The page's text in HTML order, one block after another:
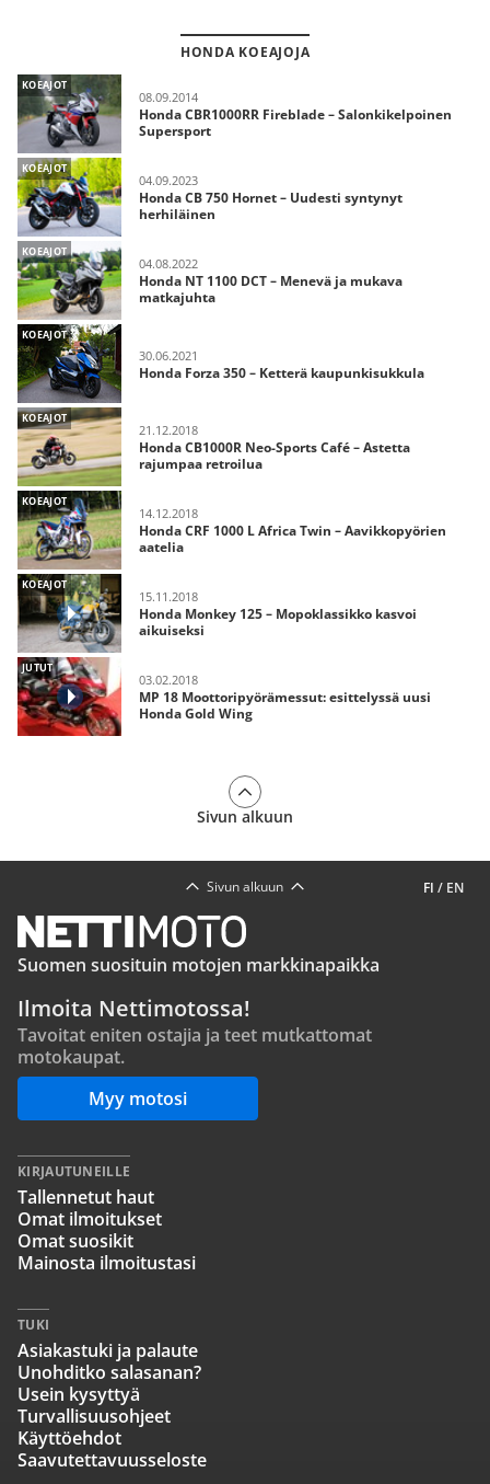
HONDA KOEAJOJA
KOEAJOT
08.09.2014
Honda CBR1000RR Fireblade – Salonkikelpoinen
Supersport
KOEAJOT
04.09.2023
Honda CB 750 Hornet – Uudesti syntynyt
herhiläinen
KOEAJOT
04.08.2022
Honda NT 1100 DCT – Menevä ja mukava
matkajuhta
KOEAJOT
30.06.2021
Honda Forza 350 – Ketterä kaupunkisukkula
KOEAJOT
21.12.2018
Honda CB1000R Neo-Sports Café – Astetta
rajumpaa retroilua
KOEAJOT
14.12.2018
Honda CRF 1000 L Africa Twin – Aavikkopyörien
aatelia
KOEAJOT
15.11.2018
Honda Monkey 125 – Mopoklassikko kasvoi
aikuiseksi
JUTUT
03.02.2018
MP 18 Moottoripyörämessut: esittelyssä uusi
Honda Gold Wing
Sivun alkuun
FI / EN
Sivun alkuun
Suomen suosituin motojen markkinapaikka
Ilmoita Nettimotossa!
Tavoitat eniten ostajia ja teet mutkattomat
motokaupat.
Myy motosi
KIRJAUTUNEILLE
Tallennetut haut
Omat ilmoitukset
Omat suosikit
Mainosta ilmoitustasi
TUKI
Asiakastuki ja palaute
Unohditko salasanan?
Usein kysyttyä
Turvallisuusohjeet
Käyttöehdot
Saavutettavuusseloste